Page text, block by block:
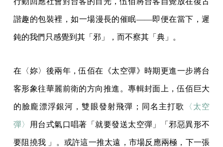
諧趣的包裝裡，如一場漫長的催眠——即便在當下，遲
鈍的我們只感覺到其「邪」，而不察其「典」。
在〈妳〉後兩年，伍佰在《太空彈》時期更進一步將台
客形象往華麗前衛的方向推進。專輯封面上，伍佰巨大
的臉龐漂浮銀河，雙眼發射飛彈；同名主打歌 〈太空
彈〉 用台式氣口唱著「就要發送太空彈」「邪惡異形不
要阻撓我 」。或許這一推太遠，市場反應兩極，下一張